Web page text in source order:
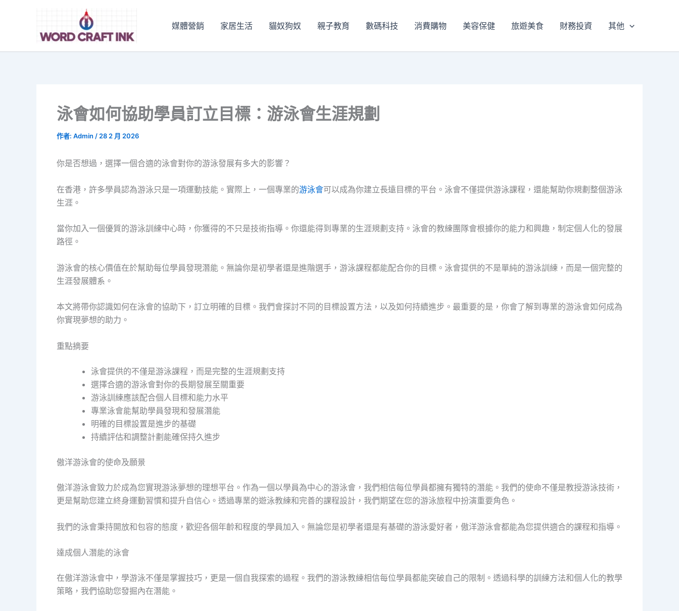
媒體營銷 家居生活 貓奴狗奴 親子教育 數碼科技 消費購物 美容保健 旅遊美食 財務投資 其他
泳會如何協助學員訂立目標：游泳會生涯規劃
作者: Admin / 28 2 月 2026
你是否想過，選擇一個合適的泳會對你的游泳發展有多大的影響？
在香港，許多學員認為游泳只是一項運動技能。實際上，一個專業的游泳會可以成為你建立長遠目標的平台。泳會不僅提供游泳課程，還能幫助你規劃整個游泳
生涯。
當你加入一個優質的游泳訓練中心時，你獲得的不只是技術指導。你還能得到專業的生涯規劃支持。泳會的教練團隊會根據你的能力和興趣，制定個人化的發展
路徑。
游泳會的核心價值在於幫助每位學員發現潛能。無論你是初學者還是進階選手，游泳課程都能配合你的目標。泳會提供的不是單純的游泳訓練，而是一個完整的
生涯發展體系。
本文將帶你認識如何在泳會的協助下，訂立明確的目標。我們會探討不同的目標設置方法，以及如何持續進步。最重要的是，你會了解到專業的游泳會如何成為
你實現夢想的助力。
重點摘要
泳會提供的不僅是游泳課程，而是完整的生涯規劃支持
選擇合適的游泳會對你的長期發展至關重要
游泳訓練應該配合個人目標和能力水平
專業泳會能幫助學員發現和發展潛能
明確的目標設置是進步的基礎
持續評估和調整計劃能確保持久進步
傲洋游泳會的使命及願景
傲洋游泳會致力於成為您實現游泳夢想的理想平台。作為一個以學員為中心的游泳會，我們相信每位學員都擁有獨特的潛能。我們的使命不僅是教授游泳技術，
更是幫助您建立終身運動習慣和提升自信心。透過專業的遊泳教練和完善的課程設計，我們期望在您的游泳旅程中扮演重要角色。
我們的泳會秉持開放和包容的態度，歡迎各個年齡和程度的學員加入。無論您是初學者還是有基礎的游泳愛好者，傲洋游泳會都能為您提供適合的課程和指導。
達成個人潛能的泳會
在傲洋游泳會中，學游泳不僅是掌握技巧，更是一個自我探索的過程。我們的游泳教練相信每位學員都能突破自己的限制。透過科學的訓練方法和個人化的教學
策略，我們協助您發掘內在潛能。